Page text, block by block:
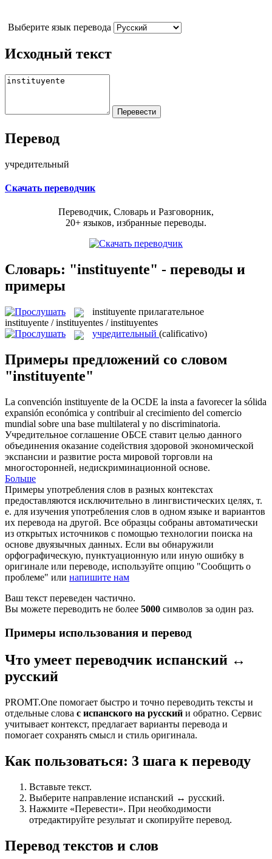
Выберите язык перевода
Исходный текст
Перевод
учредительный
Скачать переводчик
Переводчик, Словарь и Разговорник,
20+ языков, избранные переводы.
Словарь: "instituyente" - переводы и
примеры
instituyente прилагательное
instituyente / instituyentes / instituyentes
учредительный (calificativo)
Примеры предложений со словом
"instituyente"
La convención instituyente de la OCDE la insta a favorecer la sólida
expansión económica y contribuir al crecimiento del comercio
mundial sobre una base multilateral y no discriminatoria.
Учредительное соглашение ОБСЕ ставит целью данного
объединения оказание содействия здоровой экономической
экспансии и развитие роста мировой торговли на
многосторонней, недискриминационной основе.
Больше
Примеры употребления слов в разных контекстах
предоставляются исключительно в лингвистических целях, т.
е. для изучения употребления слов в одном языке и вариантов
их перевода на другой. Все образцы собраны автоматически
из открытых источников с помощью технологии поиска на
основе двуязычных данных. Если вы обнаружили
орфографическую, пунктуационную или иную ошибку в
оригинале или переводе, используйте опцию "Сообщить о
проблеме" или напишите нам
Ваш текст переведен частично.
Вы можете переводить не более 5000 символов за один раз.
Примеры использования и перевод
Что умеет переводчик испанский ↔
русский
PROMT.One помогает быстро и точно переводить тексты и
отдельные слова с испанского на русский и обратно. Сервис
учитывает контекст, предлагает варианты перевода и
помогает сохранять смысл и стиль оригинала.
Как пользоваться: 3 шага к переводу
Вставьте текст.
Выберите направление испанский ↔ русский.
Нажмите «Перевести». При необходимости
отредактируйте результат и скопируйте перевод.
Перевод текстов и слов